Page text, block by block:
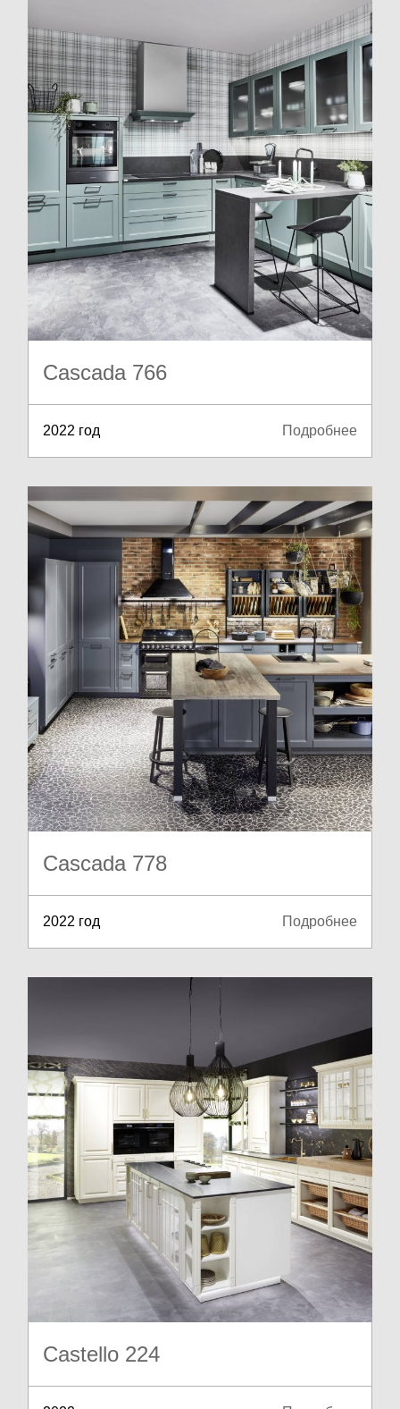
Cascada 766
2022 год Подробнее
Cascada 778
2022 год Подробнее
Castello 224